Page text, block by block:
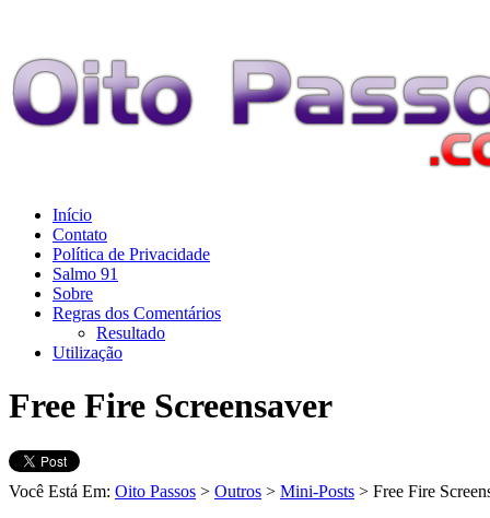
Início
Contato
Política de Privacidade
Salmo 91
Sobre
Regras dos Comentários
Resultado
Utilização
Free Fire Screensaver
Você Está Em: Oito Passos > Outros > Mini-Posts > Free Fire